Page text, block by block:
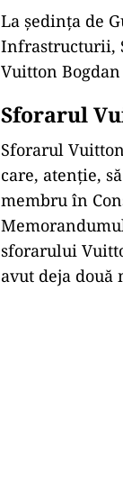
La ședința de
Infrastructurii,
Vuitton
Sforarul
Sforarul
care, atenție,
membru în
sforarului
avut deja